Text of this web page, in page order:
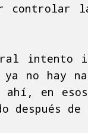
controlar
intento
no hay
en esos
después de